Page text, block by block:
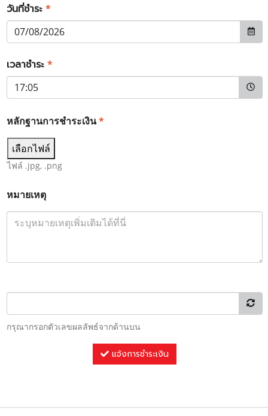
วันที่ชำระ *
เวลาชำระ *
หลักฐานการชำระเงิน*
เลือกไฟล์
ไฟล์ .jpg, .png
หมายเหตุ
กรุณากรอกตัวเลขผลลัพธ์จากด้านบน
แจ้งการชำระเงิน